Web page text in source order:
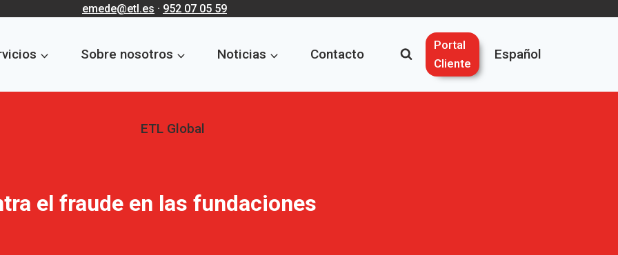
emede@etl.es · 952 07 05 59
Sobre nosotros Noticias Contacto
ETL Global
Portal
Cliente
Español
el fraude en las fundaciones